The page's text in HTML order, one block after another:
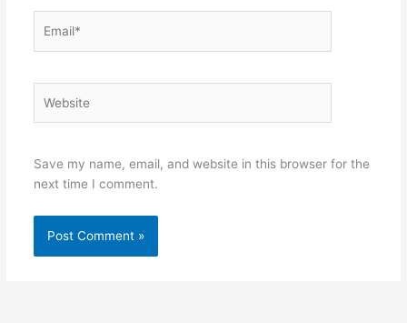
Save my name, email, and website in this browser for the
next time I comment.